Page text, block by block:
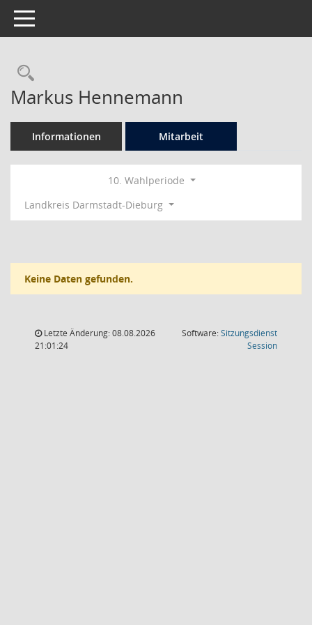
Toggle navigation
Rechercheauswahl
Markus Hennemann
Informationen Mitarbeit
10. Wahlperiode
Landkreis Darmstadt-Dieburg
Keine Daten gefunden.
Letzte Änderung: 08.08.2026
21:01:24
Software:Sitzungsdienst
Session(Wird in